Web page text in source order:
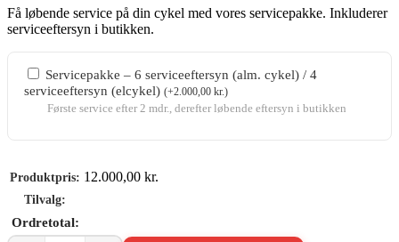
Få løbende service på din cykel med vores servicepakke. Inkluderer
serviceeftersyn i butikken.
Servicepakke – 6 serviceeftersyn (alm. cykel) / 4
serviceeftersyn (elcykel) (+2.000,00 kr.)
Første service efter 2 mdr., derefter løbende eftersyn i butikken
12.000,00 kr.